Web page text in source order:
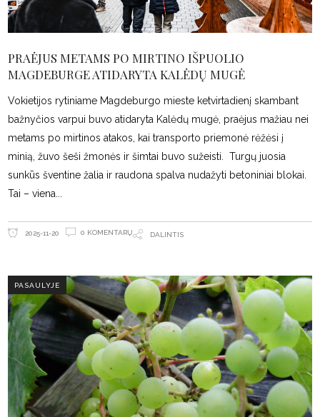
PRAĖJUS METAMS PO MIRTINO IŠPUOLIO
MAGDEBURGE ATIDARYTA KALĖDŲ MUGĖ
Vokietijos rytiniame Magdeburgo mieste ketvirtadienį skambant
bažnyčios varpui buvo atidaryta Kalėdų mugė, praėjus mažiau nei
metams po mirtinos atakos, kai transporto priemonė rėžėsi į
minią, žuvo šeši žmonės ir šimtai buvo sužeisti. Turgų juosia
sunkūs šventine žalia ir raudona spalva nudažyti betoniniai blokai.
Tai – viena
2025-11-20 0 KOMENTARŲ DALINTIS
PASAULYJE